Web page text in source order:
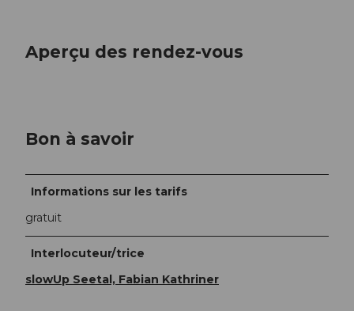
Aperçu des rendez-vous
Bon à savoir
Informations sur les tarifs
gratuit
Interlocuteur/trice
slowUp Seetal, Fabian Kathriner